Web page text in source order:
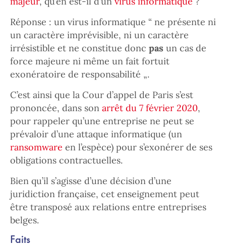
Réponse : un virus informatique “ ne présente ni
un caractère imprévisible, ni un caractère
irrésistible et ne constitue donc pas un cas de
force majeure ni même un fait fortuit
exonératoire de responsabilité „.
C’est ainsi que la Cour d’appel de Paris s’est
prononcée, dans son arrêt du 7 février 2020,
pour rappeler qu’une entreprise ne peut se
prévaloir d’une attaque informatique (un
ransomware en l’espèce) pour s’exonérer de ses
obligations contractuelles.
Bien qu’il s’agisse d’une décision d’une
juridiction française, cet enseignement peut
être transposé aux relations entre entreprises
belges.
Faits